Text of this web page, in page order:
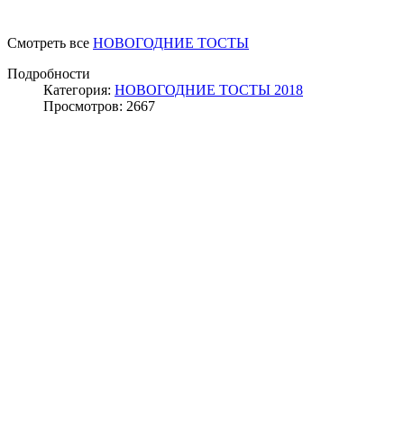
Смотреть все НОВОГОДНИЕ ТОСТЫ
Подробности
Категория: НОВОГОДНИЕ ТОСТЫ 2018
Просмотров: 2667